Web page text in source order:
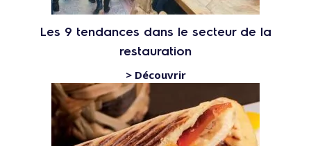
Les 9 tendances dans le secteur de la
restauration
> Découvrir